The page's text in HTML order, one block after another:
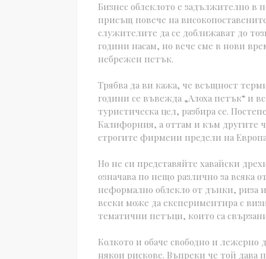
Бизнес облеклото е задължително в
присъщ повече на
служителите да се доближават до
години насам, но вече сме в нови
небрежен петък.
Трябва да ви кажа, че всъщност
години се въвежда „Алоха петък“ и
туристическа цел, разбира се.
Калифорния, а оттам и към другите
строгите фирмени предели на
Но не си представяйте хавайски
означава по нещо различно за всяка
неформално облекло от дънки, риза
всеки може да експериментира с
тематични петъци, които са
Колкото и обаче свободно и
някои рискове. Въпреки че той дава